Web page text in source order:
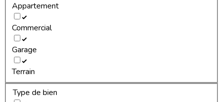
Appartement
Commercial
Garage
Terrain
Type de bien